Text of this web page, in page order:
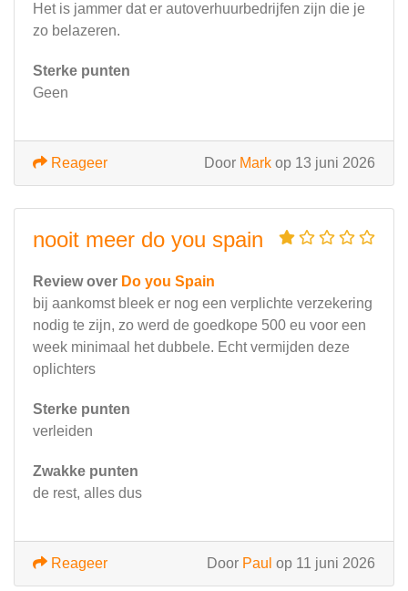
Het is jammer dat er autoverhuurbedrijfen zijn die je
zo belazeren.
Sterke punten
Geen
Door Mark op 13 juni 2026
Reageer
nooit meer do you spain
Review over Do you Spain
bij aankomst bleek er nog een verplichte verzekering
nodig te zijn, zo werd de goedkope 500 eu voor een
week minimaal het dubbele. Echt vermijden deze
oplichters
Sterke punten
verleiden
Zwakke punten
de rest, alles dus
Door Paul op 11 juni 2026
Reageer